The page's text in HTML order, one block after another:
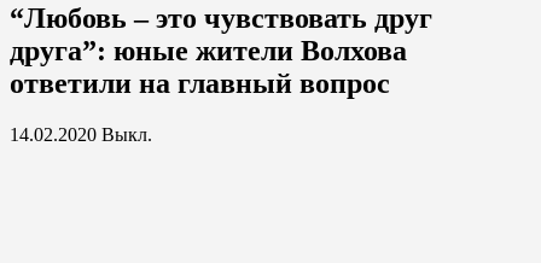
“Любовь – это чувствовать друг
друга”: юные жители Волхова
ответили на главный вопрос
14.02.2020 Выкл.